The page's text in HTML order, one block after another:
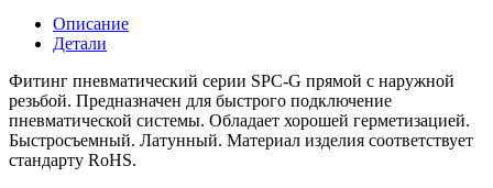
G3/8
Описание
Детали
Фитинг пневматический серии SPC-G прямой с наружной
резьбой. Предназначен для быстрого подключение
пневматической системы. Обладает хорошей герметизацией.
Быстросъемный. Латунный. Материал изделия соответствует
стандарту RoHS.